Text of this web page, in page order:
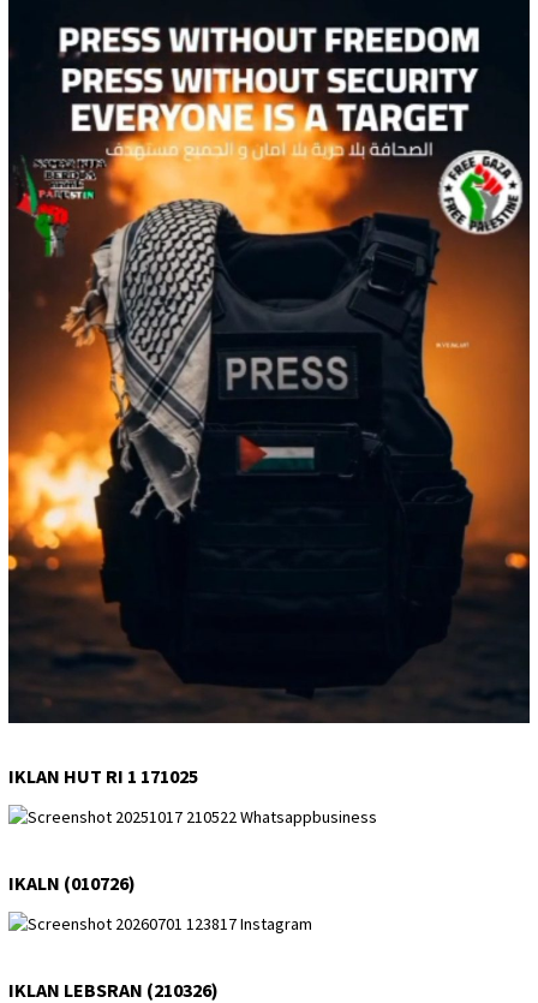
IKLAN HUT RI 1 171025
IKALN (010726)
IKLAN LEBSRAN (210326)